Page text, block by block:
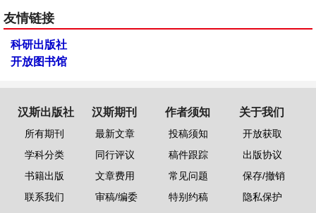
友情链接
科研出版社
开放图书馆
汉斯出版社
所有期刊
学科分类
书籍出版
联系我们
汉斯期刊
最新文章
同行评议
文章费用
审稿/编委
作者须知
投稿须知
稿件跟踪
常见问题
特别约稿
关于我们
开放获取
出版协议
保存/撤销
隐私保护